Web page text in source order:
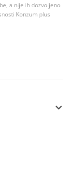
a nije ih dozvoljeno
Konzum plus